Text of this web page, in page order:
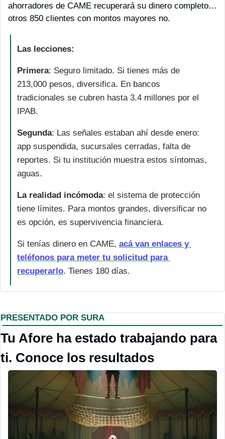
ahorradores de CAME recuperará su dinero completo…
otros 850 clientes con montos mayores no.
Las lecciones:
Primera: Seguro limitado. Si tienes más de
213,000 pesos, diversifica. En bancos
tradicionales se cubren hasta 3.4 millones por el
IPAB.
Segunda: Las señales estaban ahí desde enero:
app suspendida, sucursales cerradas, falta de
reportes. Si tu institución muestra estos síntomas,
aguas.
La realidad incómoda: el sistema de protección
tiene límites. Para montos grandes, diversificar no
es opción, es supervivencia financiera.
Si tenías dinero en CAME, acá van enlaces y
teléfonos para meter tu solicitud para
recuperarlo. Tienes 180 días.
PRESENTADO POR SURA
Tu Afore ha estado trabajando para
ti. Conoce los resultados